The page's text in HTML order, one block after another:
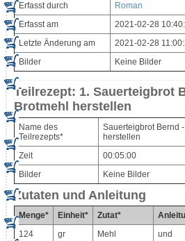
Erfasst durch
Roman
Erfasst am
2021-02-28
Letzte Änderung am
2021-02-28
Bilder
Keine Bilder
Teilrezept: 1. Sauerteigbrot
Brotmehl herstellen
Name des
Teilrezepts*
Sauerteigbrot Bernd
herstellen
Zeit
00:05:00
Bilder
Keine Bilder
Zutaten und Anleitung
Menge* Einheit* Zutat*
124
gr Mehl und